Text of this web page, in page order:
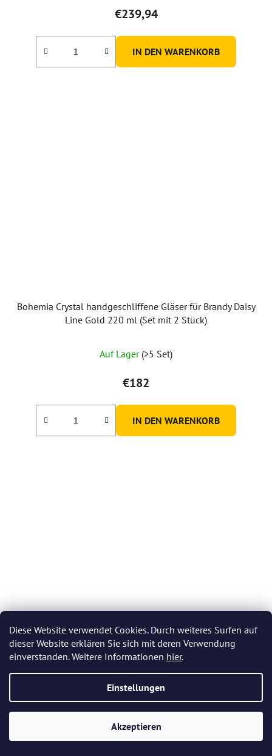
Diese Website verwendet Cookies. Durch weiteres Surfen auf
dieser Website erklären Sie sich mit deren Verwendung
einverstanden. Weitere Informationen hier.
Einstellungen
Akzeptieren
€239,94
IN DEN WARENKORB
Bohemia Crystal handgeschliffene Gläser für Brandy Daisy
Line Gold 220 ml (Set mit 2 Stück)
Auf Lager (>5 Set)
€182
IN DEN WARENKORB
Bohemia Crystal handgeschliffene Gläser für Brandy
Felicie Romantic 220 ml (Set mit 2 Stück)
Die
durchschnittliche
Produktbewertung
Auf Lager(>5 Set)